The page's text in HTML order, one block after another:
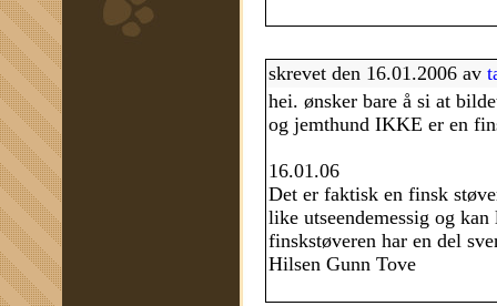
skrevet den 16.01.2006 av
hei. ønsker bare å si at
og jemthund IKKE er en
16.01.06
Det er faktisk en finsk
like utseendemessig og
finskstøveren har en del
Hilsen Gunn Tove